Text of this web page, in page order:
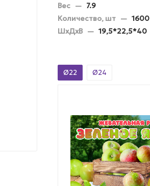
Вес — 7.9
Количество, шт — 1600
ШхДхВ — 19,5*22,5*40
Ø22 Ø24